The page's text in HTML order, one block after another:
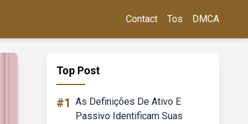
Contact Tos DMCA
Top Post
#1 As Definições De Ativo E
Passivo Identificam Suas